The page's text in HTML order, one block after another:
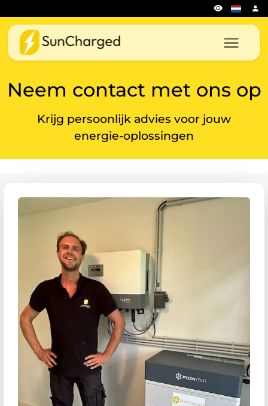
Neem contact met ons op
Krijg persoonlijk advies voor jouw
energie-oplossingen